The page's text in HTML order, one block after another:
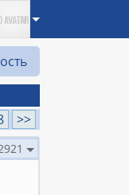
>>